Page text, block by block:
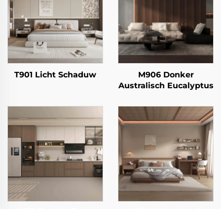
T901 Licht Schaduw
M906 Donker
Australisch Eucalyptus